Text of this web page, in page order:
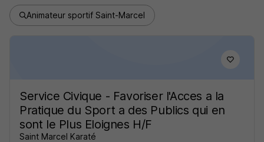
Animateur sportif Saint-Marcel
Service Civique - Favoriser l'Acces a la
Pratique du Sport a des Publics qui en
sont le Plus Eloignes H/F
Saint Marcel Karaté